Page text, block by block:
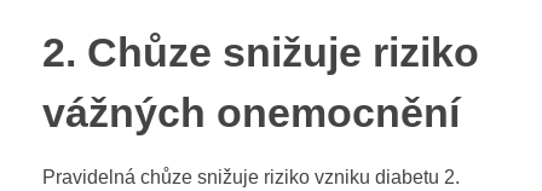
2. Chůze snižuje riziko
vážných onemocnění
Pravidelná chůze snižuje riziko vzniku diabetu 2.